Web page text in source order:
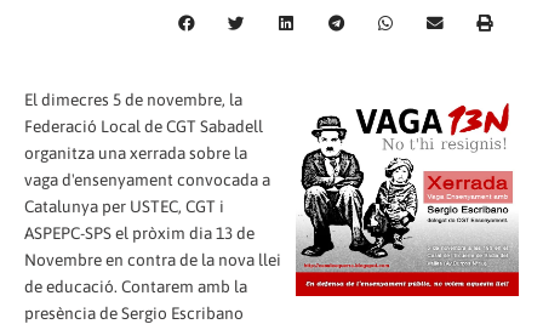
El dimecres 5 de novembre, la
Federació Local de CGT Sabadell
organitza una xerrada sobre la
vaga d'ensenyament convocada a
Catalunya per USTEC, CGT i
ASPEPC-SPS el pròxim dia 13 de
Novembre en contra de la nova llei
de educació. Contarem amb la
presència de Sergio Escribano